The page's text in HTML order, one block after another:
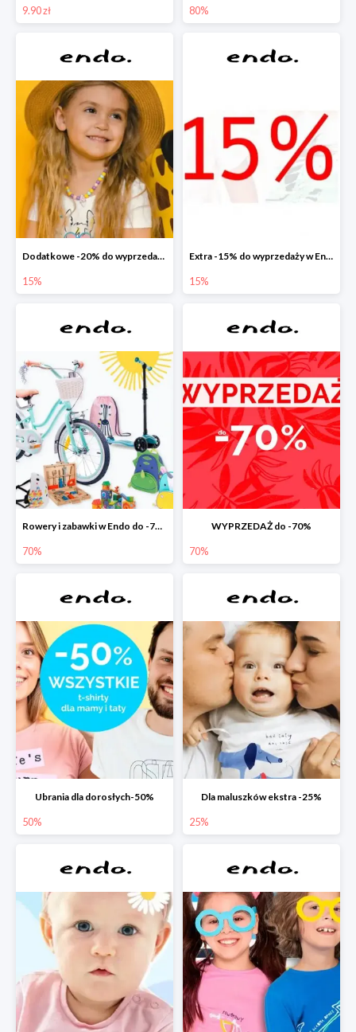
9.90 zł 80%
Dodatkowe -20% do wyprzedaży w Endo
15%
Extra -15% do wyprzedaży w Endo
15%
Rowery i zabawki w Endo do -70%
70%
WYPRZEDAŻ do -70%
70%
Ubrania dla dorosłych-50%
50%
Dla maluszków ekstra -25%
25%